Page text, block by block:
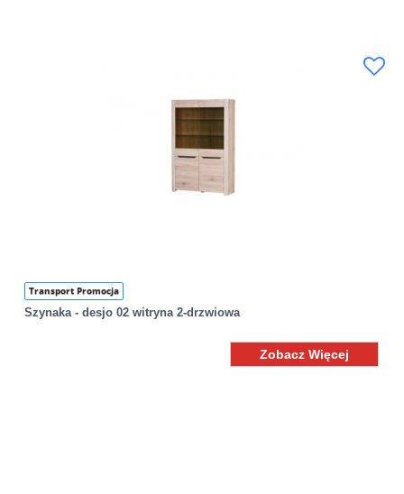
Transport Promocja
Szynaka - desjo 02 witryna 2-drzwiowa
Zobacz Więcej